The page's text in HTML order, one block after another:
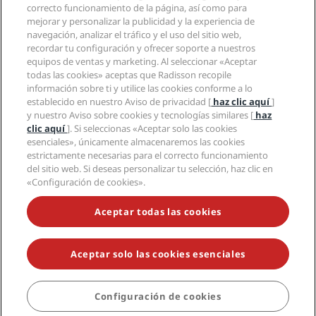
RESERVAR
Hoteles Sports Approved
Hoteles ideales para familias
Salud y seguridad
Empleos en RHG
Empleos en PPHE
Empleos en EHL
The Club by RHG
Oportunidades de desarrollo
Responsabilidad social corporativa
Compras
Centro de privacidad
Aviso legal
Términos y condiciones de Radisson Rewards
Acuerdo de uso del sitio
Accesibilidad digital
Declaración sobre la esclavitud moderna
Ayuda
Avisos al consumidor
Contacto
Preguntas frecuentes
Mapa del sitio
Redes sociales
Marcas de Radisson Hotels
NO TE PIERDAS NUESTRAS OFERTAS MÁS POPULARES
© 2026 Radisson Hotel Group.Todos los derechos reservados. RHG
Radisson Hotel Group, Radisson, Radisson RED, Radisson Blu, Radisson
Collection, Radisson Individuals, Park Plaza, Park Inn, Country Inn &
Suites, Prize by Radisson, Radisson Rewards y Radisson Meetings son
marcas registradas de Radisson Hotel Group.
correcto funcionamiento de la página, así como para
mejorar y personalizar la publicidad y la experiencia de
navegación, analizar el tráfico y el uso del sitio web,
recordar tu configuración y ofrecer soporte a nuestros
equipos de ventas y marketing. Al seleccionar «Aceptar
todas las cookies» aceptas que Radisson recopile
información sobre ti y utilice las cookies conforme a lo
establecido en nuestro Aviso de privacidad [ haz clic aquí]
y nuestro Aviso sobre cookies y tecnologías similares [ haz
clic aquí]. Si seleccionas «Aceptar solo las cookies
esenciales», únicamente almacenaremos las cookies
estrictamente necesarias para el correcto funcionamiento
del sitio web. Si deseas personalizar tu selección, haz clic en
«Configuración de cookies».
Aceptar todas las cookies
Aceptar solo las cookies esenciales
Configuración de cookies